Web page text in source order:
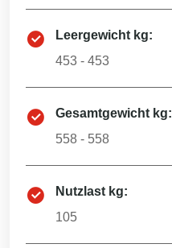
Leergewicht kg:
453 - 453
Gesamtgewicht kg:
558 - 558
Nutzlast kg:
105